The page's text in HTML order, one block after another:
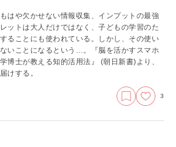
はや欠かせない情報収集、インプットの最強
ットは大人だけではなく、子どもの学習のた
ることにも使われている。しかし、その使い
いことになるという…。『脳を活かすスマホ
士が教える知的活用法』 (朝日新書)より、
けする。
3